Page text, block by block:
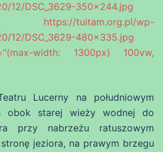
12/DSC_3629-350×244.jpg
tuitam.org.pl/wp-
12/DSC_3629-480×335.jpg
width: 1300px) 100vw,
Lucerny na południowym
obok starej wieży wodnej do
przy nabrzeżu ratuszowym
jeziora, na prawym brzegu